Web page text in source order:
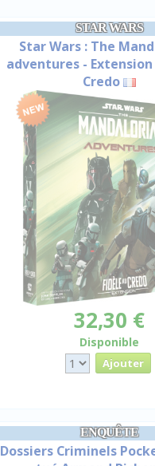
STAR WARS
Star Wars : The
adventures - Extension
Credo
32,30 €
Disponible
ENQUÊTE
Dossiers Criminels